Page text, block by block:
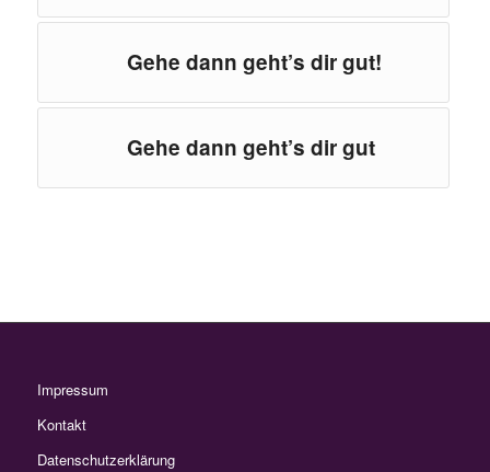
Gehe dann geht’s dir gut!
Gehe dann geht’s dir gut
Impressum
Kontakt
Datenschutzerklärung